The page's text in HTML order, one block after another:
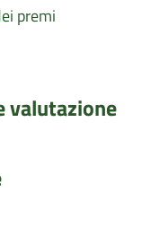
premi
valutazione